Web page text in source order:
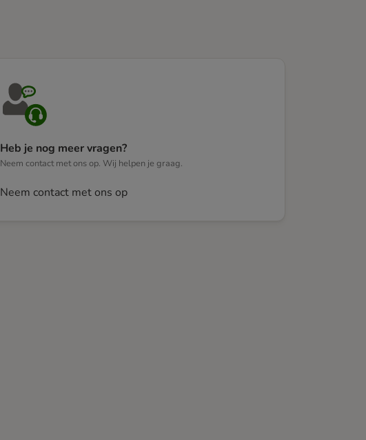
Heb je nog meer vragen?
Neem contact met ons op. Wij helpen je graag.
Neem contact met ons op